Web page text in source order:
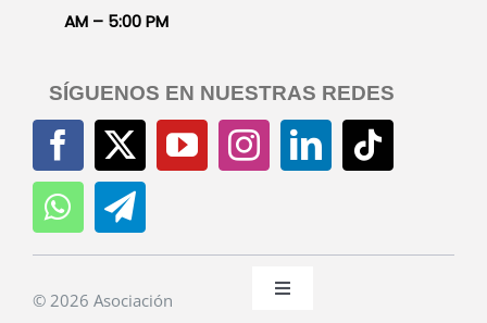
AM – 5:00 PM
SÍGUENOS EN NUESTRAS REDES
© 2026 Asociación
Toggle